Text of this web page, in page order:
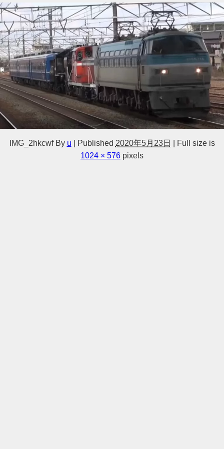
IMG_2hkcwf By u Published 2020年5月23日
Full size is
1024 × 576 pixels